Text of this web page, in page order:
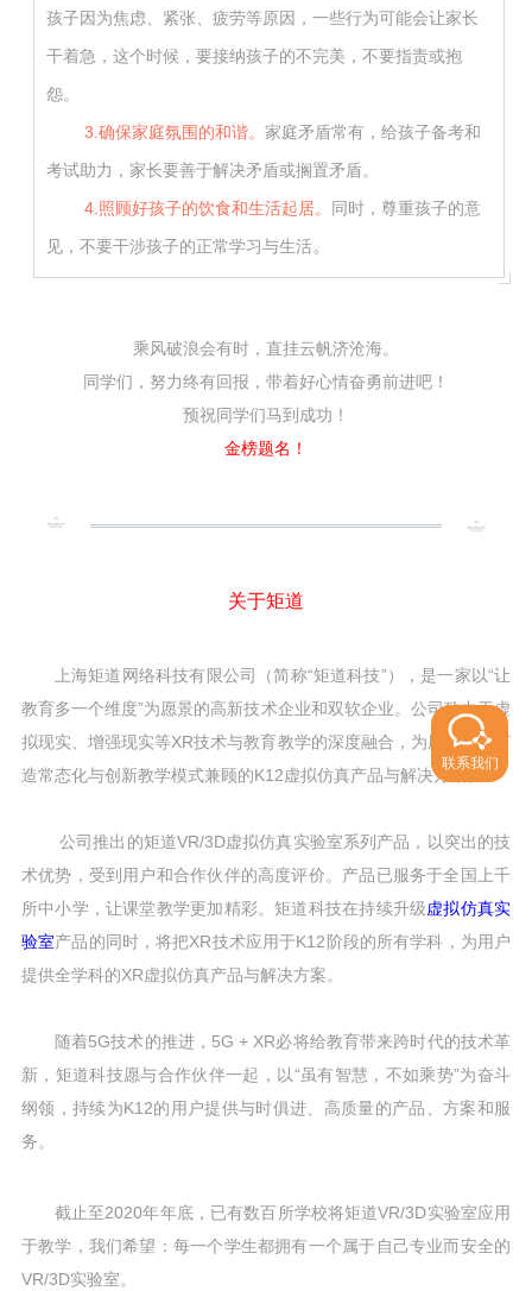
孩子因为焦虑、紧张、疲劳等原因，一些行为可能会让家长
干着急，这个时候，要接纳孩子的不完美，不要指责或抱
怨。
3.确保家庭氛围的和谐。 家庭矛盾常有，给孩子备考和
考试助力，家长要善于解决矛盾或搁置矛盾。
4.照顾好孩子的饮食和生活起居。
同时，尊重孩子的意
见，不要干涉孩子的正常学习与生活。
乘风破浪会有时，直挂云帆济沧海。
同学们，努力终有回报，带着好心情奋勇前进吧！
预祝同学们马到成功！
金榜题名！
关于矩道
上海矩道网络科技有限公司（简称“矩道科技”），是一家以“让
教育多一个维度”为愿景的高新技术企业和双软企业。公司致力于虚
拟现实、增强现实等XR技术与教育教学的深度融合，为用户倾力打
造常态化与创新教学模式兼顾的K12虚拟仿真产品与解决方案。
公司推出的矩道VR/3D虚拟仿真实验室系列产品，以突出的技
术优势，受到用户和合作伙伴的高度评价。产品已服务于全国上千
所中小学，让课堂教学更加精彩。矩道科技在持续升级虚拟仿真实
验室产品的同时，将把XR技术应用于K12阶段的所有学科，为用户
提供全学科的XR虚拟仿真产品与解决方案。
随着5G技术的推进，5G + XR必将给教育带来跨时代的技术革
新，矩道科技愿与合作伙伴一起，以“虽有智慧，不如乘势”为奋斗
纲领，持续为K12的用户提供与时俱进、高质量的产品、方案和服
务。
截止至2020年年底，已有数百所学校将矩道VR/3D实验室应用
于教学，我们希望：每一个学生都拥有一个属于自己专业而安全的
VR/3D实验室。
联系我们